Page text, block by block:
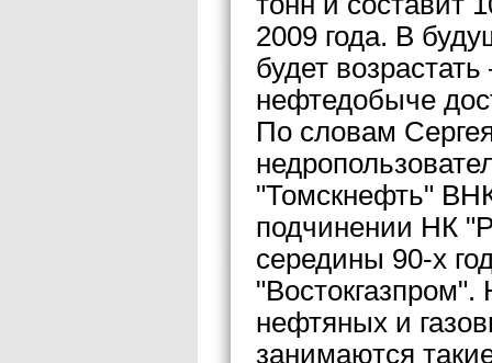
2009 года. В
будет
нефтедобыче
По словам
"Томскнефть"
подчинении НК
середины 90-х
нефтяных и
занимаются